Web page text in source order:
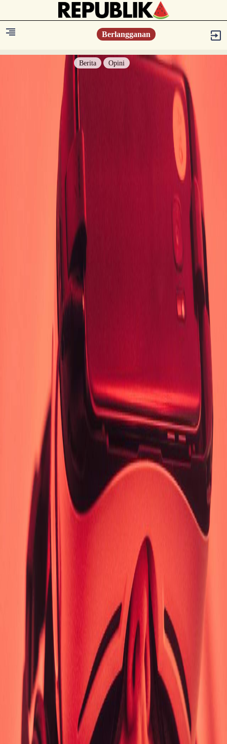
Berlangganan
Berita Opini
Islam Digest
Hikmah
Konsultasi Syariah
Resonansi
Iqtishodia
Literasi Umat